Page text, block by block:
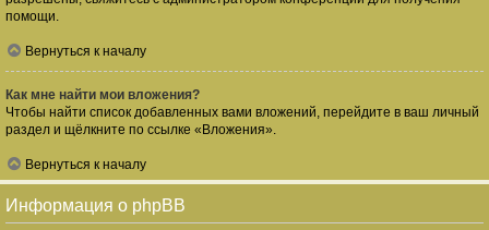
помощи.
Вернуться к началу
Как мне найти мои вложения?
Чтобы найти список добавленных вами вложений, перейдите в ваш личный
раздел и щёлкните по ссылке «Вложения».
Вернуться к началу
Информация о phpBB